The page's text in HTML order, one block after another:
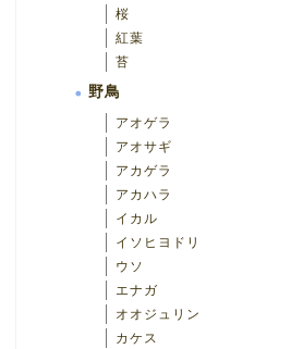
桜
紅葉
苔
野鳥
アオゲラ
アオサギ
アカゲラ
アカハラ
イカル
イソヒヨドリ
ウソ
エナガ
オオジュリン
カケス